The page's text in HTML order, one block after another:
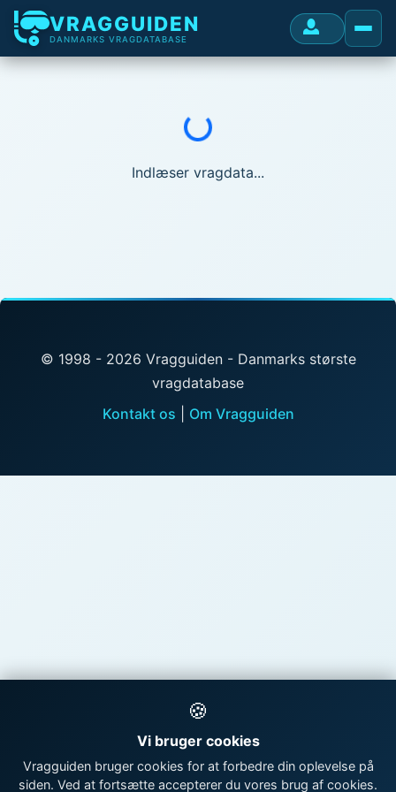
VRAGGUIDEN
DANMARKS VRAGDATABASE
Indlæser...
Indlæser vragdata...
© 1998 - 2026 Vragguiden - Danmarks største
vragdatabase
Kontakt os
Om Vragguiden
🍪
Vi bruger cookies
Vragguiden bruger cookies for at forbedre din oplevelse på
siden. Ved at fortsætte accepterer du vores brug af cookies.